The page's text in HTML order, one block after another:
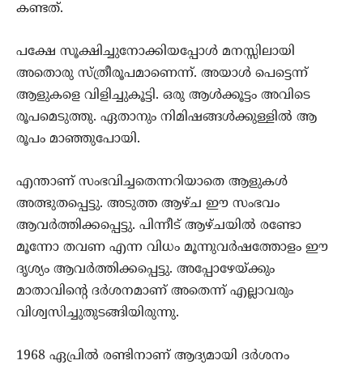
കണ്ടത്.
പക്ഷേ സൂക്ഷിച്ചുനോക്കിയപ്പോള്‍ മനസ്സിലായി
അതൊരു സ്ത്രീരൂപമാണെന്ന്. അയാള്‍ പെട്ടെന്ന്
ആളുകളെ വിളിച്ചുകൂട്ടി. ഒരു ആള്‍ക്കൂട്ടം അവിടെ
രൂപമെടുത്തു. ഏതാനും നിമിഷങ്ങള്‍ക്കുള്ളില്‍ ആ
രൂപം മാഞ്ഞുപോയി.
എന്താണ് സംഭവിച്ചതെന്നറിയാതെ ആളുകള്‍
അത്ഭുതപ്പെട്ടു. അടുത്ത ആഴ്ച ഈ സംഭവം
ആവര്‍ത്തിക്കപ്പെട്ടു. പിന്നീട് ആഴ്ചയില്‍ രണ്ടോ
മൂന്നോ തവണ എന്ന വിധം മൂന്നുവര്‍ഷത്തോളം ഈ
ദൃശ്യം ആവര്‍ത്തിക്കപ്പെട്ടു. അപ്പോഴേയ്ക്കും
മാതാവിന്റെ ദര്‍ശനമാണ് അതെന്ന് എല്ലാവരും
വിശ്വസിച്ചുതുടങ്ങിയിരുന്നു.
1968 ഏപ്രില്‍ രണ്ടിനാണ് ആദ്യമായി ദര്‍ശനം